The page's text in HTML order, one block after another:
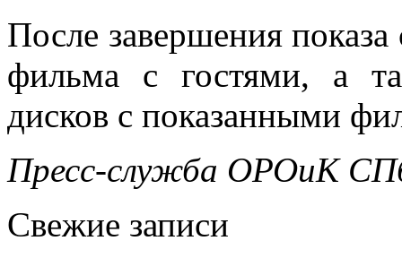
После завершения показа
фильма с гостями, а
дисков с показанными
Пресс-служба ОРОиК
Свежие записи